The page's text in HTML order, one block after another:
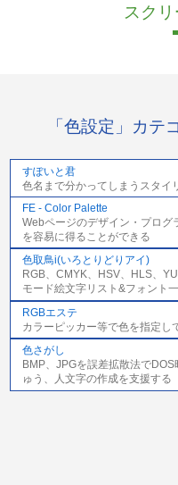
スクリ
「色設定」カテ
すぽいと君
色名まで分かってしまうスタイ
FE - Color Palette
Webページのデザイン・プログ
を容易に得ることができる
色取鳥i(いろとりどりアイ)
RGB、CMYK、HSV、HLS、
モード絵文字リスト&フォント
RGBエステ
カラーピッカー等で色を指定し
色さがし
BMP、JPGを誤差拡散法で
ゅう、人文字の作成を支援する